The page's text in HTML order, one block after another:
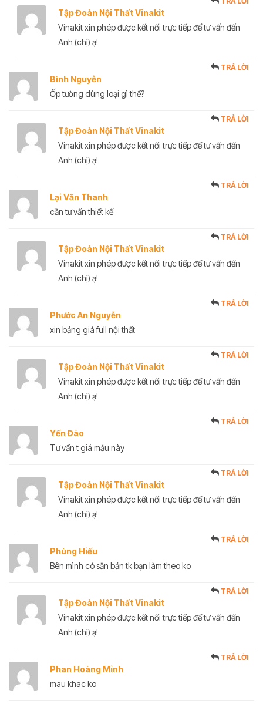
Tập Đoàn Nội Thất Vinakit
Vinakit xin phép được kết nối trực tiếp để tư vấn đến
Anh (chị) ạ!
Bình Nguyễn
TRẢ LỜI
Ốp tường dùng loại gì thế?
Tập Đoàn Nội Thất Vinakit
TRẢ LỜI
Vinakit xin phép được kết nối trực tiếp để tư vấn đến
Anh (chị) ạ!
Lại Văn Thanh
TRẢ LỜI
cần tư vấn thiết kế
Tập Đoàn Nội Thất Vinakit
TRẢ LỜI
Vinakit xin phép được kết nối trực tiếp để tư vấn đến
Anh (chị) ạ!
Phước An Nguyễn
TRẢ LỜI
xin bảng giá full nội thất
Tập Đoàn Nội Thất Vinakit
TRẢ LỜI
Vinakit xin phép được kết nối trực tiếp để tư vấn đến
Anh (chị) ạ!
Yến Đào
TRẢ LỜI
Tư vấn t giá mẫu này
Tập Đoàn Nội Thất Vinakit
TRẢ LỜI
Vinakit xin phép được kết nối trực tiếp để tư vấn đến
Anh (chị) ạ!
Phùng Hiếu
TRẢ LỜI
Bên mình có sẵn bản tk bạn làm theo ko
Tập Đoàn Nội Thất Vinakit
TRẢ LỜI
Vinakit xin phép được kết nối trực tiếp để tư vấn đến
Anh (chị) ạ!
Phan Hoàng Minh
TRẢ LỜI
mau khac ko